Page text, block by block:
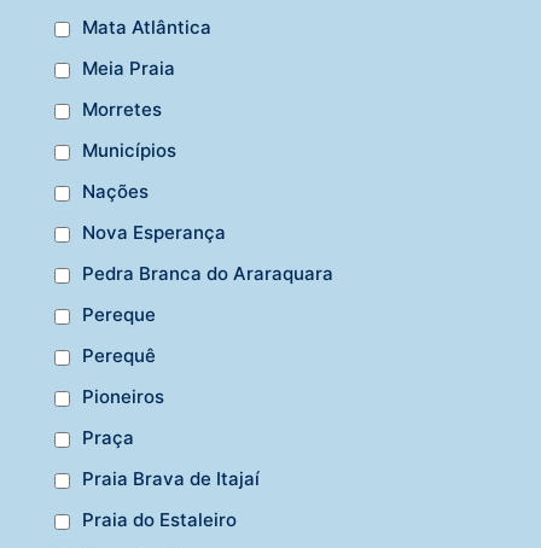
Mata Atlântica
Meia Praia
Morretes
Municípios
Nações
Nova Esperança
Pedra Branca do Araraquara
Pereque
Perequê
Pioneiros
Praça
Praia Brava de Itajaí
Praia do Estaleiro